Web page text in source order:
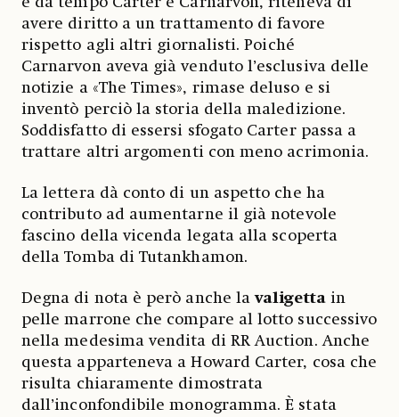
avere diritto a un trattamento di favore
rispetto agli altri giornalisti. Poiché
Carnarvon aveva già venduto l’esclusiva delle
notizie a «The Times», rimase deluso e si
inventò perciò la storia della maledizione.
Soddisfatto di essersi sfogato Carter passa a
trattare altri argomenti con meno acrimonia.
La lettera dà conto di un aspetto che ha
contributo ad aumentarne il già notevole
fascino della vicenda legata alla scoperta
della Tomba di Tutankhamon.
Degna di nota è però anche lavaligettain
pelle marrone che compare al lotto successivo
nella medesima vendita di RR Auction. Anche
questa apparteneva a Howard Carter, cosa che
risulta chiaramente dimostrata
dall’inconfondibile monogramma. È stata